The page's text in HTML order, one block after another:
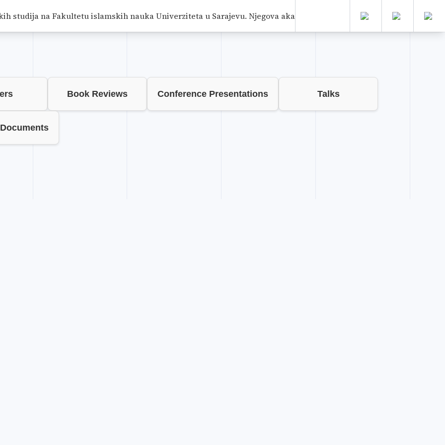
studija na Fakultetu islamskih nauka Univerziteta u Sarajevu. Njegova akademska karijera obuhvata
Book Reviews Conference Presentations Talks